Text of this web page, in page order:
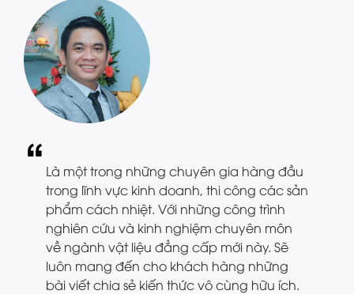
Là một trong những chuyên gia hàng đầu
trong lĩnh vực kinh doanh, thi công các sản
phẩm cách nhiệt. Với những công trình
nghiên cứu và kinh nghiệm chuyên môn
về ngành vật liệu đẳng cấp mới này. Sẽ
luôn mang đến cho khách hàng những
bài viết chia sẻ kiến thức vô cùng hữu ích.